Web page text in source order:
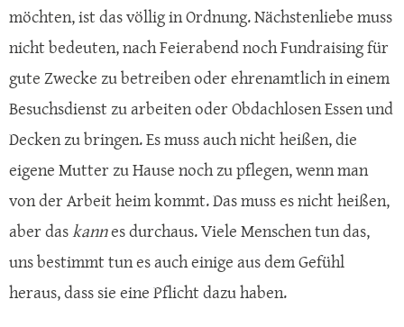
möchten, ist das völlig in Ordnung. Nächstenliebe muss
nicht bedeuten, nach Feierabend noch Fundraising für
gute Zwecke zu betreiben oder ehrenamtlich in einem
Besuchsdienst zu arbeiten oder Obdachlosen Essen und
Decken zu bringen. Es muss auch nicht heißen, die
eigene Mutter zu Hause noch zu pflegen, wenn man
von der Arbeit heim kommt. Das muss es nicht heißen,
aber daskannes durchaus. Viele Menschen tun das,
uns bestimmt tun es auch einige aus dem Gefühl
heraus, dass sie eine Pflicht dazu haben.